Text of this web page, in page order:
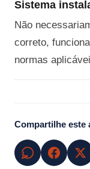
Sistema
Não
correto,
normas
Compartilhe este